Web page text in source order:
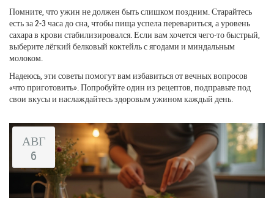
Помните, что ужин не должен быть слишком поздним. Старайтесь
есть за 2‑3 часа до сна, чтобы пища успела перевариться, а уровень
сахара в крови стабилизировался. Если вам хочется чего‑то быстрый,
выберите лёгкий белковый коктейль с ягодами и миндальным
молоком.
Надеюсь, эти советы помогут вам избавиться от вечных вопросов
«что приготовить». Попробуйте один из рецептов, подправьте под
свои вкусы и наслаждайтесь здоровым ужином каждый день.
АВГ
6